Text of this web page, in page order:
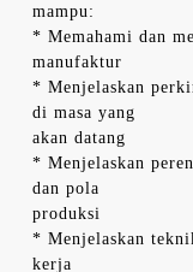
mampu:
* Memahami dan
manufaktur
* Menjelaskan
di masa yang
akan datang
* Menjelaskan
dan pola
produksi
* Menjelaskan
kerja